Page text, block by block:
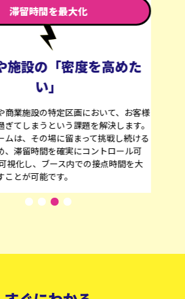
SNSでの話題化
参加者のリアルな熱狂を「可
「脱出に成功した（失敗した）」という強烈な
は、思わず誰かに伝えたくなる強い動機を生み
フォトスポットと連動した演出や、クリア時の
を設計することで、SNSへの自発的な投稿を促
場の熱狂をデジタル上の拡散へと繋げ、プロモ
ン効果を最大化させます。